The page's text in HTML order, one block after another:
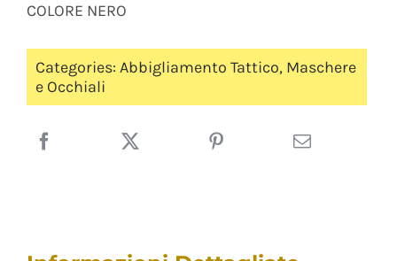
COLORE NERO
Categories: Abbigliamento Tattico, Maschere
e Occhiali